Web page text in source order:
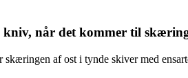
når det kommer til
skæringen af ost i tynde skiver med